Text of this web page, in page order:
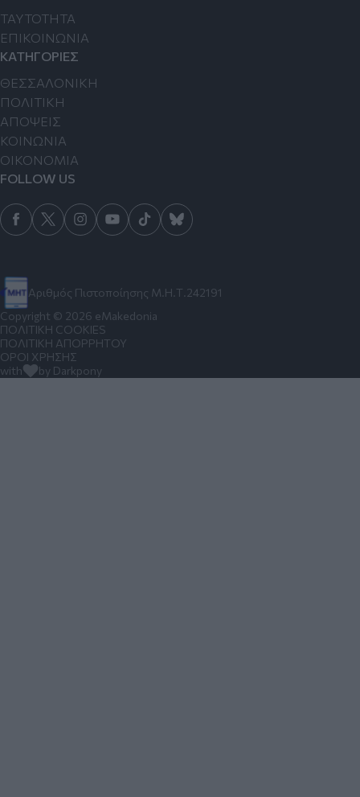
Αριθμός Πιστοποίησης Μ.Η.Τ.242191
TAYTOTHTA
ΕΠΙΚΟΙΝΩΝΙΑ
ΚΑΤΗΓΟΡΙΕΣ
ΘΕΣΣΑΛΟΝΙΚΗ
ΠΟΛΙΤΙΚΗ
ΑΠΟΨΕΙΣ
ΚΟΙΝΩΝΙΑ
ΟΙΚΟΝΟΜΙΑ
FOLLOW US
Copyright © 2026 eMakedonia
ΠΟΛΙΤΙΚΗ COOKIES
ΠΟΛΙΤΙΚΗ ΑΠΟΡΡΗΤΟΥ
ΟΡΟΙ ΧΡΗΣΗΣ
with
by Darkpony